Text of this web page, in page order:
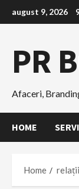
to
august 9, 2026
PR
Afaceri,
HOME
Home